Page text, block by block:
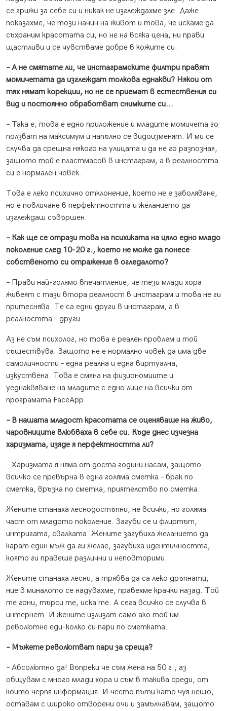
се грижи за себе си и никак не изглеждахме зле. Даже
показахме, че този начин на живот и това, че искаме да
съхраним красотата си, но не на всяка цена, ни прави
щастливи и се чувстваме добре в кожите си.
– А не смятате ли, че инстаграмските филтри правят
момичетата да изглеждат толкова еднакви? Някои от
тях нямат корекции, но не се приемат в естествения си
вид и постоянно обработват снимките си...
– Така е, това е едно приложение и младите момичета го
ползват на максимум и напълно се видоизменят. И ми се
случва да срещна някого на улицата и да не го разпозная,
защото той е пластмасов в инстаграм, а в реалността
си е нормален човек.
Това е леко психично отклонение, което не е заболяване,
но е повличане в перфектността и желанието да
изглеждаш съвършен.
– Как ще се отрази това на психиката на цяло едно младо
поколение след 10-20 г., което не може да понесе
собственото си отражение в огледалото?
– Прави най-голямо впечатление, че тези млади хора
живеят с тази втора реалност в инстаграм и това не ги
притеснява. Те са едни други в инстаграм, а в
реалността – други.
Аз не съм психолог, но това е реален проблем и той
съществува. Защото не е нормално човек да има две
самоличности – една реална и една виртуална,
изкуствена. Това е смяна на физиономиите и
уеднаквяване на младите с едно лице на всички от
програмата FaceApp.
– В нашата младост красотата се оценяваше на живо,
чаровниците влюбваха в себе си. Къде днес изчезна
харизмата, изяде я перфектността ли?
– Харизмата я няма от доста години насам, защото
всичко се превърна в една голяма сметка – брак по
сметка, връзка по сметка, приятелство по сметка.
Жените станаха леснодостъпни, не всички, но голяма
част от младото поколение. Загуби се и флиртът,
интригата, свалката. Жените загубиха желанието да
карат един мъж да ги желае, загубиха идентичността,
която ги правеше различни и неповторими.
Жените станаха лесни, а трябва да са леко дръпнати,
ние в миналото се надувахме, правехме крачки назад. Той
те гони, търси те, иска те. А сега всичко се случва в
интернет. И жените излизат само ако той им
револютне еди-колко си пари по сметката.
– Мъжете револютват пари за среща?
– Абсолютно да! Въпреки че съм жена на 50 г., аз
общувам с много млади хора и съм в такива среди, от
които черпя информация. И често пъти като чуя нещо,
оставам с широко отворени очи и замълчавам, защото